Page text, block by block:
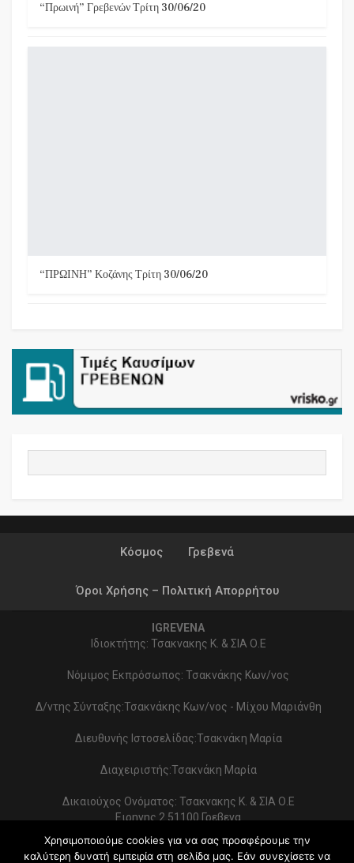
“Πρωινή” Γρεβενών Τρίτη 30/06/20
“ΠΡΩΙΝΗ” Κοζάνης Τρίτη 30/06/20
Κόσμος Γρεβενά
Όροι Χρήσης – Πολιτική Απορρήτου
IGREVENA
Ιδιοκτήτης: Τσακνακης Κ. & ΣΙΑ Ο.Ε
Νόμιμος Εκπρόσωπος: Τσακνάκης Κων/νος
Δ/ντης Σύνταξης:Τσακνάκης Κων/νος - Μίχου Μαριάνθη
Διευθυνής Ιστοσελίδας:Τσακνάκη Μαρία
Διαχειριστής:Τσακνάκη Μαρία
Δικαιούχος Ονόματος: Τσακνακης Κ. & ΣΙΑ Ο.Ε
Ειρηνης 2 51100 Γρεβενα
Στοιχεία επικοινωνίας:
Χρησιμοποιούμε cookies για να σας προσφέρουμε την
καλύτερη δυνατή εμπειρία στη σελίδα μας. Εάν συνεχίσετε να